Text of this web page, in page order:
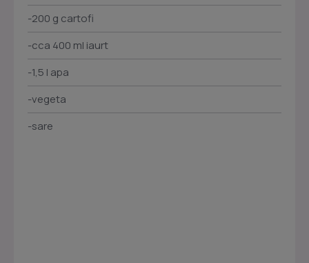
-200 g cartofi
-cca 400 ml iaurt
-1,5 l apa
-vegeta
-sare